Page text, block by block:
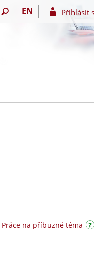
EN Přihlásit
Práce na příbuzné téma